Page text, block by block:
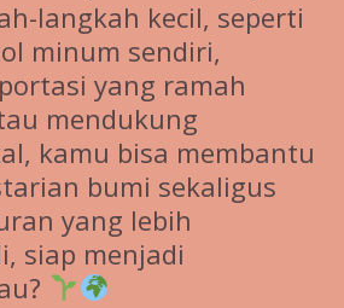
langkah kecil, seperti
minum sendiri,
yang ramah
mendukung
kamu bisa membantu
bumi sekaligus
yang lebih
siap menjadi